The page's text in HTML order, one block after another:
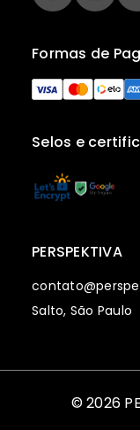
Selos e
Formas de
PERSPEKTIVA
Salto, São Paulo
© 2026